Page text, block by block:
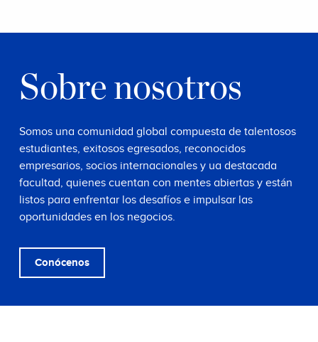
Sobre nosotros
Somos una comunidad global compuesta de talentosos
estudiantes, exitosos egresados, reconocidos
empresarios, socios internacionales y ua destacada
facultad, quienes cuentan con mentes abiertas y están
listos para enfrentar los desafíos e impulsar las
oportunidades en los negocios.
Conócenos